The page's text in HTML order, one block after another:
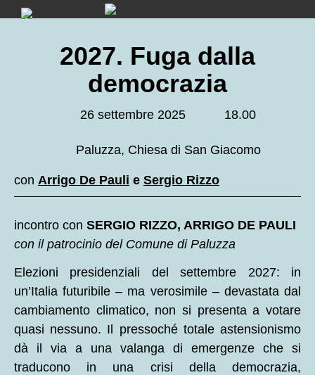
Skip
2027. Fuga dalla
democrazia
26 settembre 2025 18.00
Paluzza, Chiesa di San Giacomo
con Arrigo De Pauli e Sergio Rizzo
incontro con SERGIO RIZZO, ARRIGO DE PAULI
con il patrocinio del Comune di Paluzza
Elezioni presidenziali del settembre 2027: in
un’Italia futuribile – ma verosimile – devastata dal
cambiamento climatico, non si presenta a votare
quasi nessuno. Il pressoché totale astensionismo
dà il via a una valanga di emergenze che si
traducono in una crisi della democrazia,